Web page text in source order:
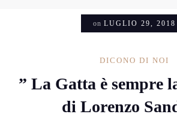
on LUGLIO 29, 2018
DICONO DI NOI
” La Gatta è sempre
di Lorenzo